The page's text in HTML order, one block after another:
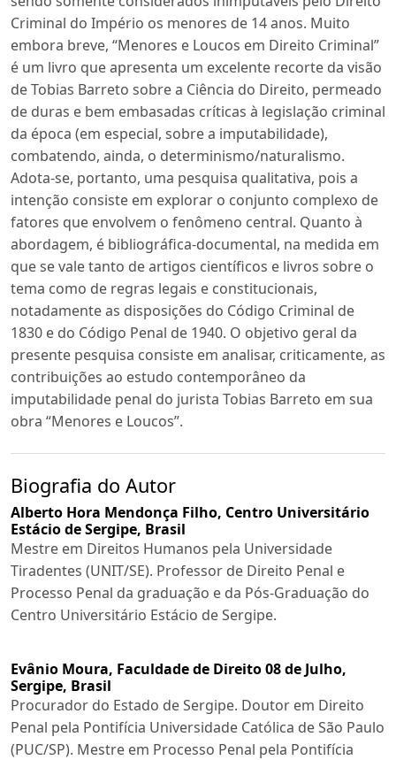
Criminal do Império os menores de 14 anos. Muito
embora breve, “Menores e Loucos em Direito Criminal”
é um livro que apresenta um excelente recorte da visão
de Tobias Barreto sobre a Ciência do Direito, permeado
de duras e bem embasadas críticas à legislação criminal
da época (em especial, sobre a imputabilidade),
combatendo, ainda, o determinismo/naturalismo.
Adota-se, portanto, uma pesquisa qualitativa, pois a
intenção consiste em explorar o conjunto complexo de
fatores que envolvem o fenômeno central. Quanto à
abordagem, é bibliográfica-documental, na medida em
que se vale tanto de artigos científicos e livros sobre o
tema como de regras legais e constitucionais,
notadamente as disposições do Código Criminal de
1830 e do Código Penal de 1940. O objetivo geral da
presente pesquisa consiste em analisar, criticamente, as
contribuições ao estudo contemporâneo da
imputabilidade penal do jurista Tobias Barreto em sua
obra “Menores e Loucos”.
Biografia do Autor
Alberto Hora Mendonça Filho, Centro Universitário
Estácio de Sergipe, Brasil
Mestre em Direitos Humanos pela Universidade
Tiradentes (UNIT/SE). Professor de Direito Penal e
Processo Penal da graduação e da Pós-Graduação do
Centro Universitário Estácio de Sergipe.
Evânio Moura, Faculdade de Direito 08 de Julho,
Sergipe, Brasil
Procurador do Estado de Sergipe. Doutor em Direito
Penal pela Pontifícia Universidade Católica de São Paulo
(PUC/SP). Mestre em Processo Penal pela Pontifícia